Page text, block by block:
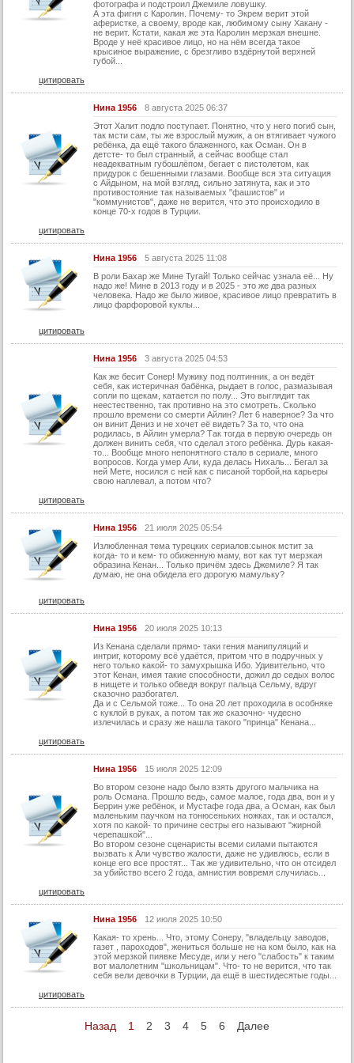
43 серия
48 серия
49 серия
50 серия
53 серия
54 серия
55 серия
56 серия
57 серия
60 серия
61 серия
62 серия
66 серия
67 серия
68 серия
69 серия
72 серия
73 серия
76 серия
78 серия
79 серия
80 серия
84 серия
85 серия
86 серия
87 серия
фотографа и подстроил Джемиле ловушку.
А эта фигня с Каролин. Почему- то Экрем верит этой
аферистке, а своему, вроде как, любимому сыну Хакану -
не верит. Кстати, какая же эта Каролин мерзкая внешне.
Вроде у неё красивое лицо, но на нём всегда такое
крысиное выражение, с брезгливо вздёрнутой верхней
губой...
цитировать
Нина 1956
8 августа 2025 06:37
Этот Халит подло поступает. Понятно, что у него погиб сын,
так мсти сам, ты же взрослый мужик, а он втягивает чужого
ребёнка, да ещё такого блаженного, как Осман. Он в
детсте- то был странный, а сейчас вообще стал
неадекватным губошлёпом, бегает с пистолетом, как
придурок с бешенными глазами. Вообще вся эта ситуация
с Айдыном, на мой взгляд, сильно затянута, как и это
противостояние так называемых "фашистов" и
"коммунистов", даже не верится, что это происходило в
конце 70-х годов в Турции.
цитировать
Нина 1956
5 августа 2025 11:08
В роли Бахар же Мине Тугай! Только сейчас узнала её... Ну
надо же! Мине в 2013 году и в 2025 - это же два разных
человека. Надо же было живое, красивое лицо превратить в
лицо фарфоровой куклы...
цитировать
Нина 1956
3 августа 2025 04:53
Как же бесит Сонер! Мужику под полтинник, а он ведёт
себя, как истеричная бабёнка, рыдает в голос, размазывая
сопли по щекам, катается по полу... Это выглядит так
неестественно, так противно на это смотреть. Сколько
прошло времени со смерти Айлин? Лет 6 наверное? За что
он винит Дениз и не хочет её видеть? За то, что она
родилась, в Айлин умерла? Так тогда в первую очередь он
должен винить себя, что сделал этого ребёнка. Дурь какая-
то... Вообще много непонятного стало в сериале, много
вопросов. Когда умер Али, куда делась Нихаль... Бегал за
ней Мете, носился с ней как с писаной торбой,на карьеры
свою наплевал, а потом что?
цитировать
Нина 1956
21 июля 2025 05:54
Излюбленная тема турецких сериалов:сынок мстит за
когда- то и кем- то обиженную маму, вот как тут мерзкая
образина Кенан... Только причём здесь Джемиле? Я так
думаю, не она обидела его дорогую мамульку?
цитировать
Нина 1956
20 июля 2025 10:13
Из Кенана сделали прямо- таки гения манипуляций и
интриг, которому всё удаётся, притом что в подручных у
него только какой- то замухрышка Ибо. Удивительно, что
этот Кенан, имея такие способности, дожил до седых волос
в нищете и только обведя вокруг пальца Сельму, вдруг
сказочно разбогател.
Да и с Сельмой тоже... То она 20 лет проходила в особняке
с куклой в руках, а потом так же сказочно- чудесно
излечилась и сразу же нашла такого "принца" Кенана...
цитировать
Нина 1956
15 июля 2025 12:09
Во втором сезоне надо было взять другого мальчика на
роль Османа. Прошло ведь, самое малое, года два, вон и у
Беррин уже ребёнок, и Мустафе года два, а Осман, как был
маленьким паучком на тонюсеньких ножках, так и остался,
хотя по какой- то причине сестры его называют "жирной
черепашкой"...
Во втором сезоне сценаристы всеми силами пытаются
вызвать к Али чувство жалости, даже не удивлюсь, если в
конце его все простят... Так же удивительно, что он отсидел
за убийство всего 2 года, амнистия вовремя случилась...
цитировать
Нина 1956
12 июля 2025 10:50
Какая- то хрень... Что, этому Сонеру, "владельцу заводов,
газет , пароходов", жениться больше не на ком было, как на
этой мерзкой пиявке Месуде, или у него "слабость" к таким
вот малолетним "школьницам". Что- то не верится, что так
себя вели девочки в Турции, да ещё в шестидесятые годы...
цитировать
Назад 1 2 3 4 5 6 Далее